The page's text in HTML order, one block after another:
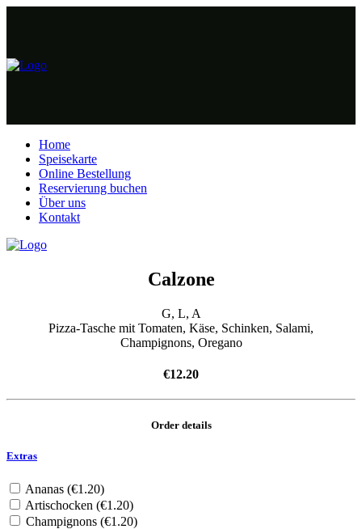
Home
Speisekarte
Online Bestellung
Reservierung buchen
Über uns
Kontakt
Calzone
G, L, A
Pizza-Tasche mit Tomaten, Käse, Schinken, Salami,
Champignons, Oregano
€12.20
Order details
Extras
Ananas (€1.20)
Artischocken (€1.20)
Champignons (€1.20)